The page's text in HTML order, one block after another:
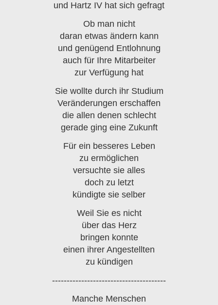
und Hartz IV hat sich gefragt
Ob man nicht
daran etwas ändern kann
und genügend Entlohnung
auch für Ihre Mitarbeiter
zur Verfügung hat
Sie wollte durch ihr Studium
Veränderungen erschaffen
die allen denen schlecht
gerade ging eine Zukunft
Für ein besseres Leben
zu ermöglichen
versuchte sie alles
doch zu letzt
kündigte sie selber
Weil Sie es nicht
über das Herz
bringen konnte
einen ihrer Angestellten
zu kündigen
---------------------------------------
Manche Menschen